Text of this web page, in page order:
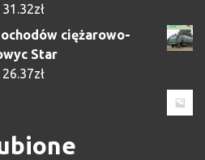
31.32zł
ciężarowo-
Star
26.37zł